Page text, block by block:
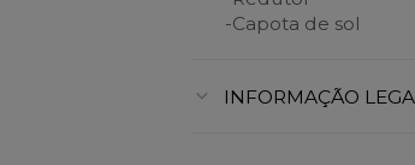
-Capota de sol
INFORMAÇÃO